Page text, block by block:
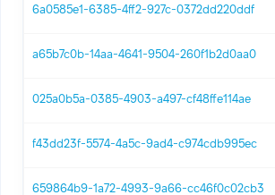
6a0585e1-6385-4ff2-927c-0372dd220ddf
a65b7c0b-14aa-4641-9504-260f1b2d0aa0
025a0b5a-0385-4903-a497-cf48ffe114ae
f43dd23f-5574-4a5c-9ad4-c974cdb995ec
659864b9-1a72-4993-9a66-cc46f0c02cb3